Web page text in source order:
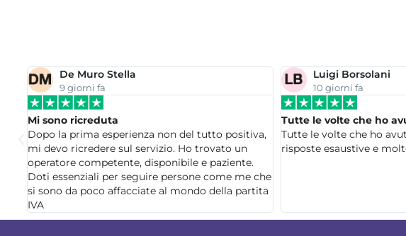
De Muro Stella
9 giorni fa
Mi sono ricreduta
Dopo la prima esperienza non del tutto positiva,
mi devo ricredere sul servizio. Ho trovato un
operatore competente, disponibile e paziente.
Doti essenziali per seguire persone come me che
si sono da poco affacciate al mondo della partita
IVA
Luigi Borsolani
10 giorni fa
Tutte le volte che ho
Tutte le volte che ho
risposte esaustive e